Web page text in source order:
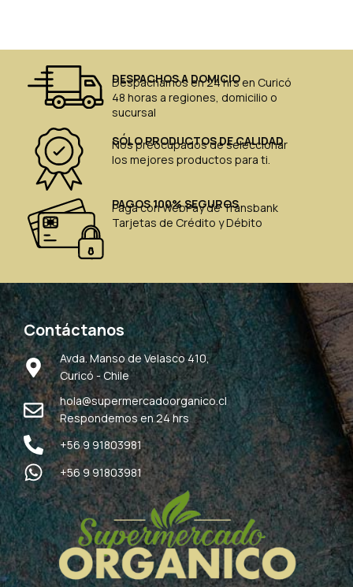
DESPACHOS A DOMICIO
Despachamos en 24 hrs en Curicó
48 horas a regiones, domicilio o
sucursal
SÓLO PRODUCTOS DE CALIDAD
Nos preocupados de seleccionar
los mejores productos para ti.
PAGOS 100% SEGUROS
Paga con WebPay de Transbank
Tarjetas de Crédito y Débito
Contáctanos
Avda. Manso de Velasco 410,
Curicó - Chile
hola@supermercadoorganico.cl
Respondemos en 24 hrs
+56 9 91803981
+56 9 91803981